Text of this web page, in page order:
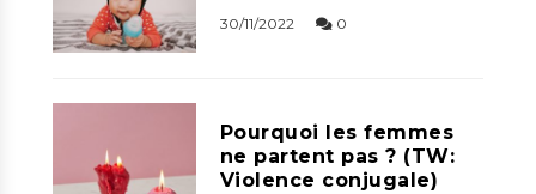
30/11/2022 0
Pourquoi les femmes
ne partent pas ? (TW:
Violence conjugale)